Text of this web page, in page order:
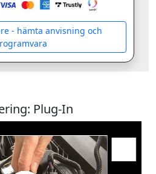
- hämta anvisning och
Plug-In